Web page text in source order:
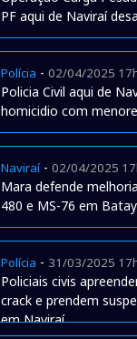
PF aqui de Naviraí
Polícia -02/04/2025
Policia Civil aqui de
homicidio com
Naviraí-02/04/2025
Mara defende
480 e MS-76 em
Polícia - 31/03/2025
Policiais civis
crack e prendem
em Naviraí